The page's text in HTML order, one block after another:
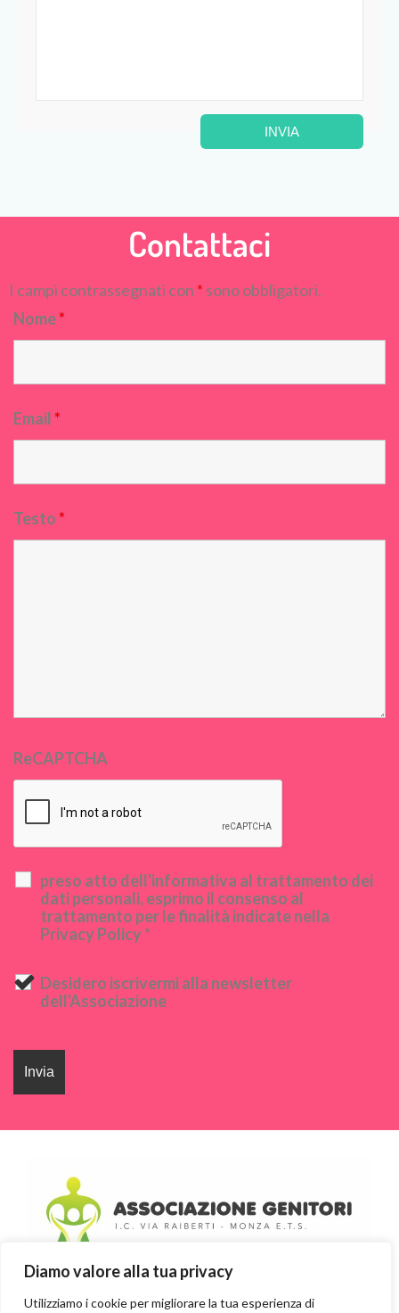
Diamo valore alla tua privacy
Utilizziamo i cookie per migliorare la tua esperienza di
Contattaci
I campi contrassegnati con * sono obbligatori.
Nome*
Email*
Testo*
ReCAPTCHA
preso atto dell'informativa al trattamento dei
dati personali, esprimo il consenso al
trattamento per le finalità indicate nella
Privacy Policy *
Desidero iscrivermi alla newsletter
dell'Associazione
Associazione Genitori I.C. Via